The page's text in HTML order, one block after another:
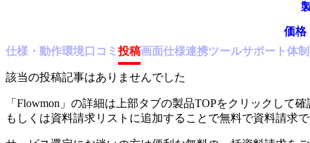
価格
仕様・動作環境口コミ投稿画面仕様連携ツールサポート体制
該当の投稿記事はありませんでした
「 Flowmon 」の詳細は上部タブの製品TOPをクリックして確
もしくは資料請求リストに追加することで無料で資料請求で